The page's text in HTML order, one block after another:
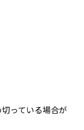
っている場合が